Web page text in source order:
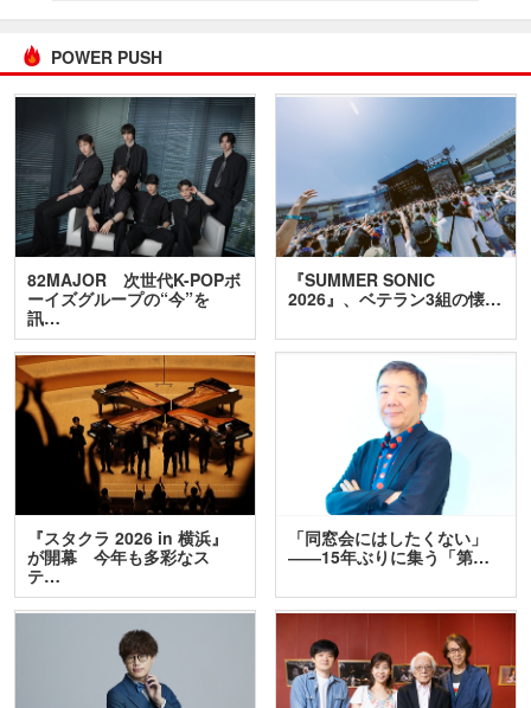
POWER PUSH
82MAJOR 次世代K-POPボ
ーイズグループの“今”を
訊…
『SUMMER SONIC
2026』、ベテラン3組の懐…
『スタクラ 2026 in 横浜』
が開幕 今年も多彩なス
テ…
「同窓会にはしたくない」
――15年ぶりに集う「第…